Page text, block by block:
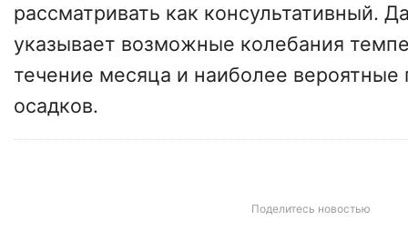
рассматривать как консультативный.
указывает возможные колебания
течение месяца и наиболее
осадков.
Поделитесь новостью